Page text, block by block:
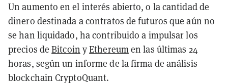
Un aumento en el interés abierto, o la cantidad de
dinero destinada a contratos de futuros que aún no
se han liquidado, ha contribuido a impulsar los
precios deBitcoin yEthereumen las últimas 24
horas, según un informe de la firma de análisis
blockchain CryptoQuant.